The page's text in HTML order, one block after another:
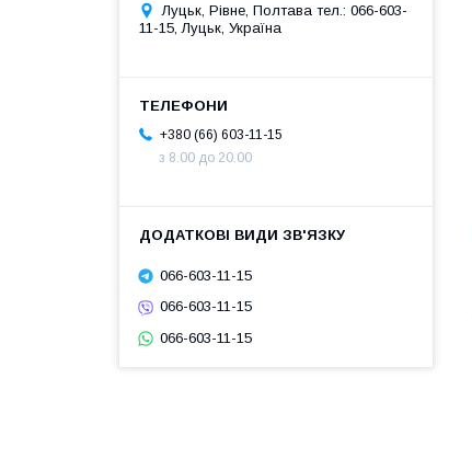
Луцьк, Рівне, Полтава тел.: 066-603-
11-15, Луцьк, Україна
+380 (66) 603-11-15
з 8.00 до 20.00
066-603-11-15
066-603-11-15
066-603-11-15